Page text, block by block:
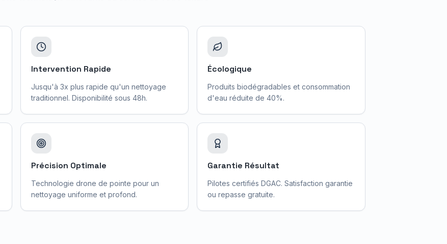
Intervention Rapide
Jusqu'à 3x plus rapide qu'un nettoyage
traditionnel. Disponibilité sous 48h.
Écologique
Produits biodégradables et consommation
d'eau réduite de 40%.
Précision Optimale
Technologie drone de pointe pour un
nettoyage uniforme et profond.
Garantie Résultat
Pilotes certifiés DGAC. Satisfaction garantie
ou repasse gratuite.